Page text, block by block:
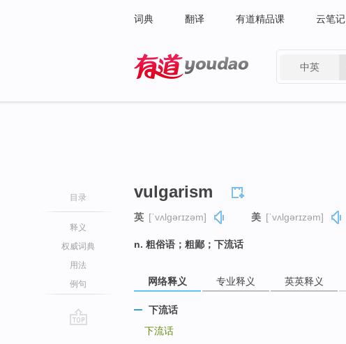
词典 翻译 有道精品课 云笔记
中英
目录
释义
权威词典
用法
例句
vulgarism
英 [ˈvʌlɡərɪzəm] 美 [ˈvʌlɡərɪzəm]
n. 粗俗语；粗鄙；下流话
网络释义 专业释义 英英释义
下流话
下流话